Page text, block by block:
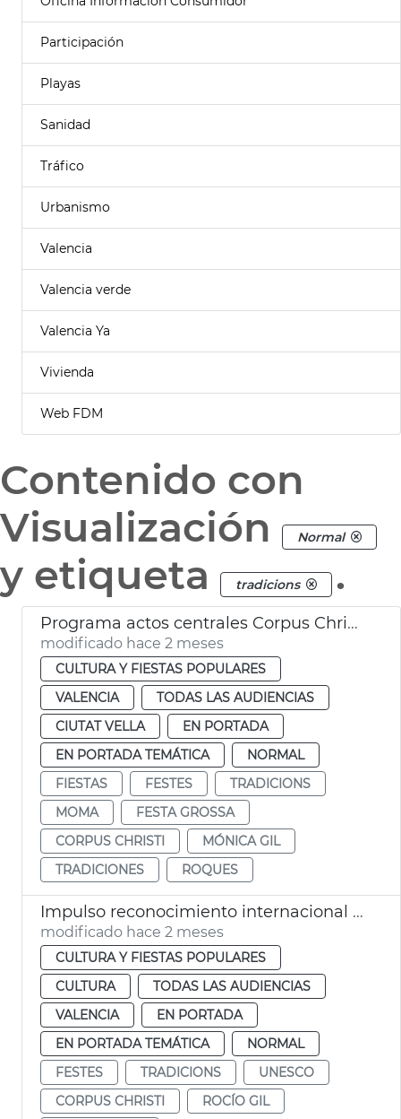
Participación
Playas
Sanidad
Tráfico
Urbanismo
Valencia
Valencia verde
Valencia Ya
Vivienda
Web FDM
Contenido con
Visualización
Normal
y etiqueta tradicions .
Programa actos centrales Corpus Christi València
modificado hace 2 meses
CULTURA Y FIESTAS POPULARES
VALENCIA
TODAS LAS AUDIENCIAS
CIUTAT VELLA
EN PORTADA
EN PORTADA TEMÁTICA
NORMAL
FIESTAS
FESTES
TRADICIONS
MOMA
FESTA GROSSA
CORPUS CHRISTI
MÓNICA GIL
TRADICIONES
ROQUES
Impulso reconocimiento internacional Corpus Christi València
modificado hace 2 meses
CULTURA Y FIESTAS POPULARES
CULTURA
TODAS LAS AUDIENCIAS
VALENCIA
EN PORTADA
EN PORTADA TEMÁTICA
NORMAL
FESTES
TRADICIONS
UNESCO
CORPUS CHRISTI
ROCÍO GIL